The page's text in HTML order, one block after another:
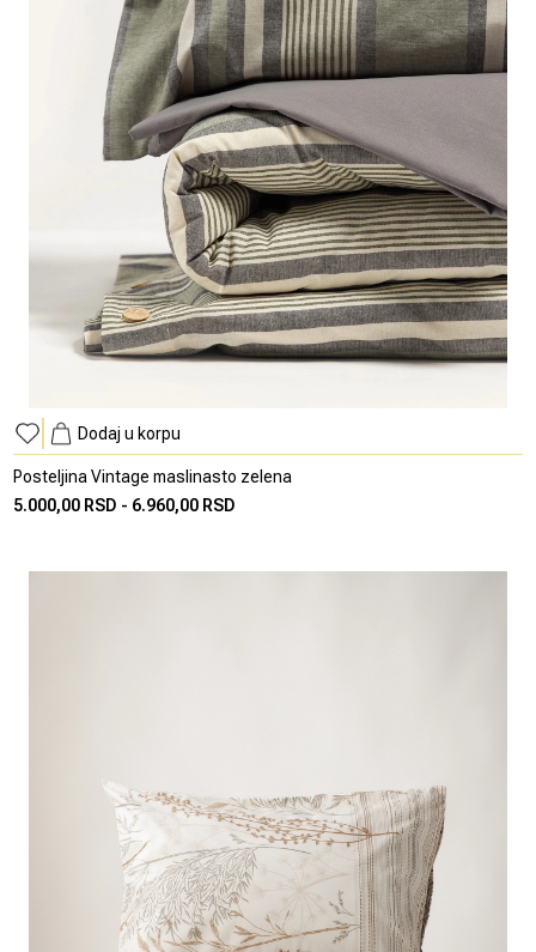
Dodaj u korpu
Posteljina Vintage maslinasto zelena
5.000,00 RSD - 6.960,00 RSD